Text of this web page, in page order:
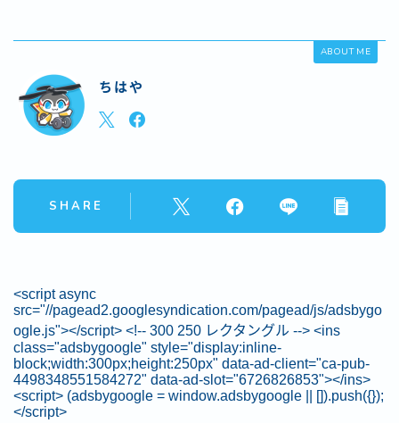
ABOUT ME
ちはや
SHARE
<script async
src="//pagead2.googlesyndication.com/pagead/js/adsbygo
ogle.js"></script> <!-- 300 250 レクタングル --> <ins
class="adsbygoogle" style="display:inline-
block;width:300px;height:250px" data-ad-client="ca-pub-
4498348551584272" data-ad-slot="6726826853"></ins>
<script> (adsbygoogle = window.adsbygoogle || []).push({});
</script>